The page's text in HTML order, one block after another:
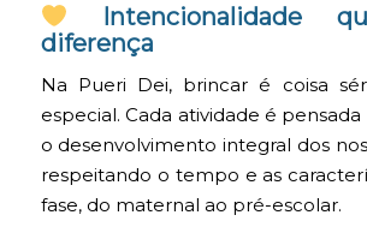
Intencionalidade
diferença
Na Pueri Dei, brincar é coisa
especial. Cada atividade é
o desenvolvimento integral dos
respeitando o tempo e as
fase, do maternal ao pré-escolar.